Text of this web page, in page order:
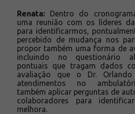
Renata: Dentro do
uma reunião com os líderes
para identificarmos,
percebido de mudança nos
propor também uma forma de
incluindo no questionário
pontuais que tragam dados
avaliação que o Dr.
atendimentos no
também aplicar perguntas de
colaboradores para
melhora.